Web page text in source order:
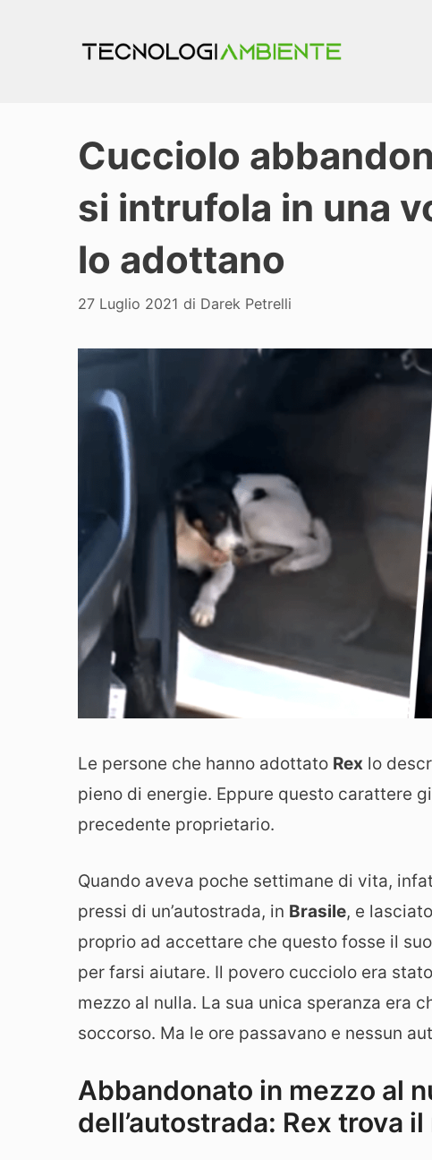
Cucciolo
si intrufola in una
lo adottano
27 Luglio 2021 di Darek Petrelli
Le persone che hanno adottato Rex lo
pieno di energie. Eppure questo carattere
precedente proprietario.
Quando aveva poche settimane di vita,
pressi di un’autostrada, in Brasile, e
proprio ad accettare che questo fosse il
per farsi aiutare. Il povero cucciolo era
mezzo al nulla. La sua unica speranza era
soccorso. Ma le ore passavano e nessun
Abbandonato in mezzo al
dell’autostrada: Rex trova